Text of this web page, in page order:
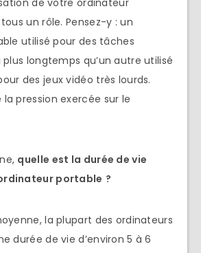
de votre ordinateur
un rôle. Pensez-y : un
utilisé pour des tâches
longtemps qu’un autre utilisé
des jeux vidéo très lourds.
pression exercée sur le
quelle est la durée de vie
portable ?
la plupart des ordinateurs
durée de vie d’environ 5 à 6